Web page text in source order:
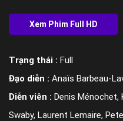
Trạng thái : Full
Đạo diễn : Anaïs Barbeau-
Diễn viên : Denis Ménochet,
Swaby, Laurent Lemaire,